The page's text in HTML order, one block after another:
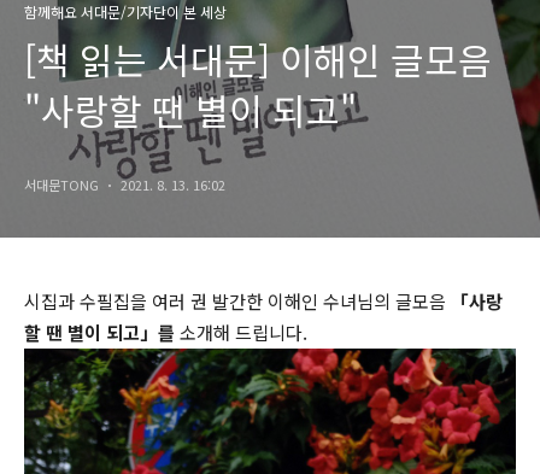
함께해요 서대문/기자단이 본 세상
[책 읽는 서대문] 이해인 글모음
"사랑할 땐 별이 되고"
서대문TONG 2021. 8. 13. 16:02
시집과 수필집을 여러 권 발간한 이해인 수녀님의 글모음 「사랑
할 땐 별이 되고」를 소개해 드립니다.